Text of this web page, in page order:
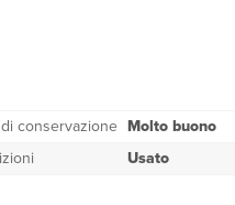
conservazione Molto buono
Usato